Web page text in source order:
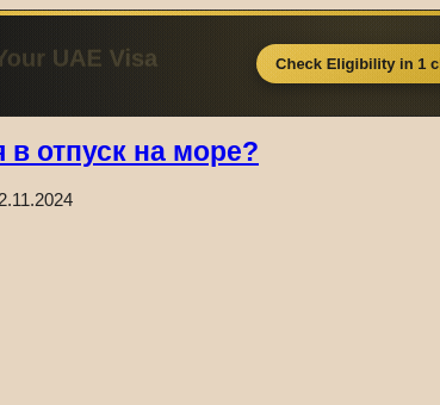
отпуск на море?